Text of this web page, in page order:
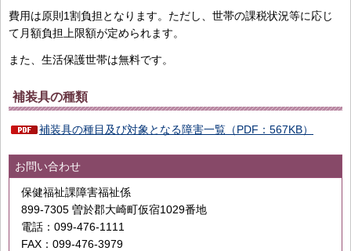
費用は原則1割負担となります。ただし、世帯の課税状況等に応じ
て月額負担上限額が定められます。
また、生活保護世帯は無料です。
補装具の種類
補装具の種目及び対象となる障害一覧（PDF：567KB）
お問い合わせ
保健福祉課障害福祉係
899-7305 曽於郡大崎町仮宿1029番地
電話：099-476-1111
FAX：099-476-3979